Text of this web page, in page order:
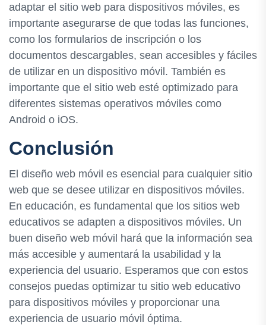
adaptar el sitio web para dispositivos móviles, es
importante asegurarse de que todas las funciones,
como los formularios de inscripción o los
documentos descargables, sean accesibles y fáciles
de utilizar en un dispositivo móvil. También es
importante que el sitio web esté optimizado para
diferentes sistemas operativos móviles como
Android o iOS.
Conclusión
El diseño web móvil es esencial para cualquier sitio
web que se desee utilizar en dispositivos móviles.
En educación, es fundamental que los sitios web
educativos se adapten a dispositivos móviles. Un
buen diseño web móvil hará que la información sea
más accesible y aumentará la usabilidad y la
experiencia del usuario. Esperamos que con estos
consejos puedas optimizar tu sitio web educativo
para dispositivos móviles y proporcionar una
experiencia de usuario móvil óptima.